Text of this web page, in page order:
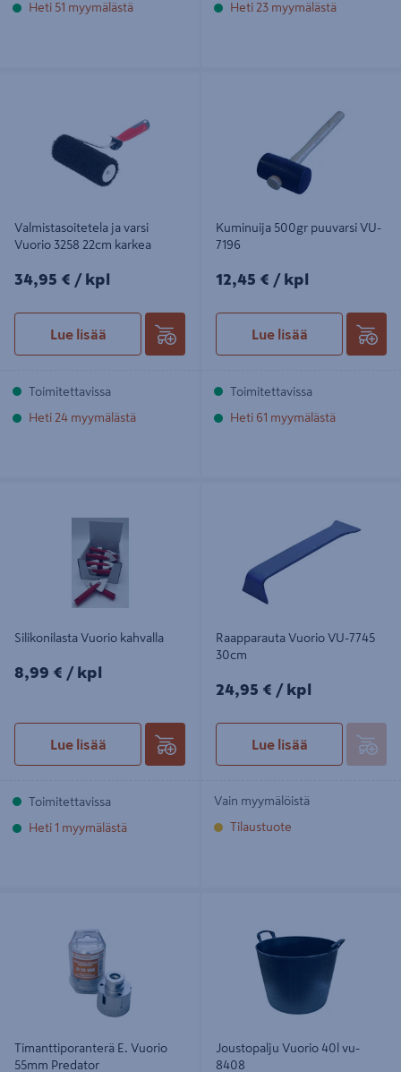
Heti 51 myymälästä Heti 23 myymälästä
Valmistasoitetela ja varsi
Vuorio 3258 22cm karkea
34,95€/kpl
34,95 € / kpl
Lue lisää
Toimitettavissa
Heti 24 myymälästä
Kuminuija 500gr puuvarsi VU-
7196
12,45€/kpl
12,45 € / kpl
Lue lisää
Toimitettavissa
Heti 61 myymälästä
Silikonilasta Vuorio kahvalla
8,99€/kpl
8,99 € / kpl
Lue lisää
Toimitettavissa
Heti 1 myymälästä
Raapparauta Vuorio VU-7745
30cm
24,95€/kpl
24,95 € / kpl
Lue lisää
Vain myymälöistä
Tilaustuote
Timanttiporanterä E. Vuorio
55mm Predator
Joustopalju Vuorio 40l vu-
8408